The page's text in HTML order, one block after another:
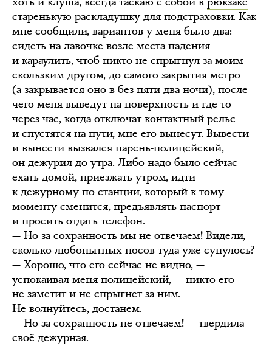
старенькую раскладушку для подстраховки. Как
мне сообщили, вариантов у меня было два:
сидеть на лавочке возле места падения
и караулить, чтоб никто не спрыгнул за моим
скользким другом, до самого закрытия метро
(а закрывается оно в без пяти два ночи), после
чего меня выведут на поверхность и где-то
через час, когда отключат контактный рельс
и спустятся на пути, мне его вынесут. Вывести
и вынести вызвался парень-полицейский,
он дежурил до утра. Либо надо было сейчас
ехать домой, приезжать утром, идти
к дежурному по станции, который к тому
моменту сменится, предъявлять паспорт
и просить отдать телефон.
— Но за сохранность мы не отвечаем! Видели,
сколько любопытных носов туда уже сунулось?
— Хорошо, что его сейчас не видно, —
успокаивал меня полицейский, — никто его
не заметит и не спрыгнет за ним.
Не волнуйтесь, достанем.
— Но за сохранность не отвечаем! — твердила
своё дежурная.